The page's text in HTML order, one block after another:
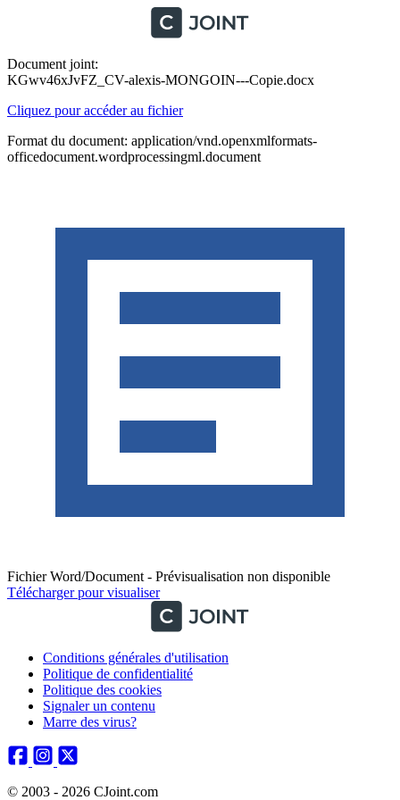
Document joint:
KGwv46xJvFZ_CV-alexis-MONGOIN---Copie.docx
Cliquez pour accéder au fichier
Format du document: application/vnd.openxmlformats-
officedocument.wordprocessingml.document
Fichier Word/Document - Prévisualisation non disponible
Télécharger pour visualiser
Conditions générales d'utilisation
Politique de confidentialité
Politique des cookies
Signaler un contenu
Marre des virus?
© 2003 - 2026 CJoint.com